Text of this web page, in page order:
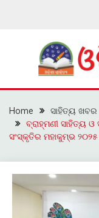
ଓଡ଼ିଶା
Home
ସାହିତ୍ୟ ଖବର
ବ୍ରାହ୍ମଣୀ ସାହିତ୍ୟ
ସଂସ୍କୃତିର ମହାକୁମ୍ଭ